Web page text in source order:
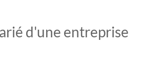
d'une entreprise